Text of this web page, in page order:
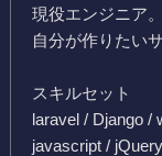
現役エンジニア
自分が作りたい
スキルセット
laravel / Django /
javascript /